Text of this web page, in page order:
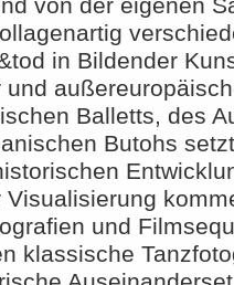
in Bildender
Balletts, des
Butohs
und
klassische